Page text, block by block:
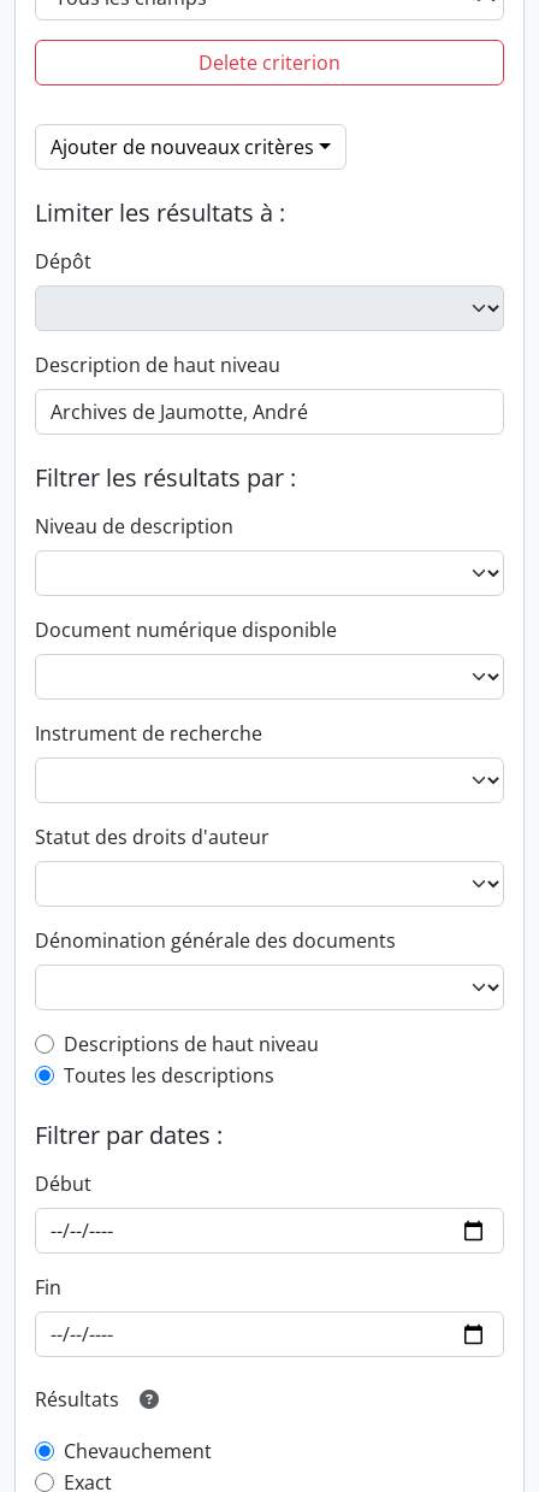
Delete criterion
Ajouter de nouveaux critères
Limiter les résultats à :
Dépôt
Description de haut niveau
Filtrer les résultats par :
Niveau de description
Document numérique disponible
Instrument de recherche
Statut des droits d'auteur
Dénomination générale des documents
Top-level description filter
Descriptions de haut niveau
Toutes les descriptions
Filtrer par dates :
Début
Fin
Résultats
Chevauchement
Exact